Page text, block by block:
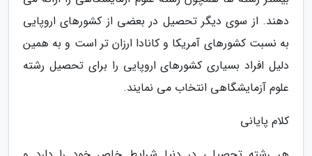
دهند. از سوی دیگر تحصیل در بعضی از کشورهای اروپایی
به نسبت کشورهای آمریکا و کانادا ارزان تر است و به همین
دلیل افراد بسیاری کشورهای اروپایی را برای تحصیل رشته
علوم آزمایشگاهی انتخاب می نمایند.
کلام پایانی